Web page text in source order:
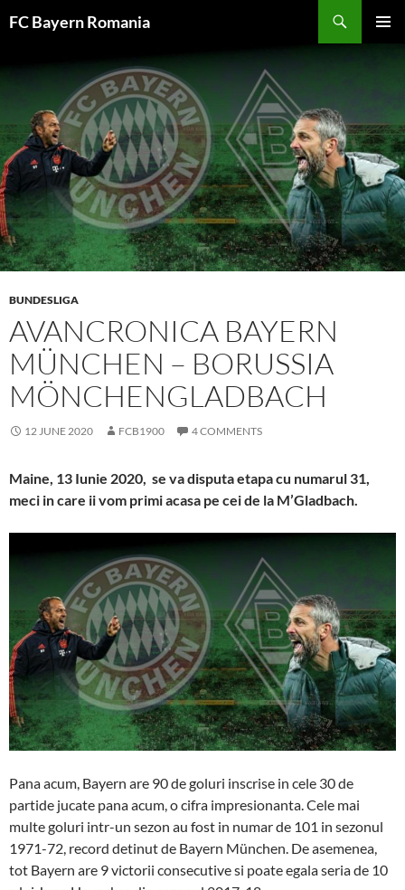
toFC Bayern Romania
BUNDESLIGA
AVANCRONICA BAYERN
MÜNCHEN – BORUSSIA
MÖNCHENGLADBACH
12 JUNE 2020 FCB1900 4 COMMENTS
Maine, 13 Iunie 2020, se va disputa etapa cu numarul 31,
meci in care ii vom primi acasa pe cei de la M’Gladbach.
Pana acum, Bayern are 90 de goluri inscrise in cele 30 de
partide jucate pana acum, o cifra impresionanta. Cele mai
multe goluri intr-un sezon au fost in numar de 101 in sezonul
1971-72, record detinut de Bayern München. De asemenea,
tot Bayern are 9 victorii consecutive si poate egala seria de 10